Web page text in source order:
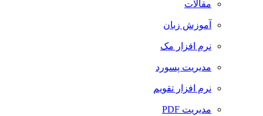
مقالات
آموزش زبان
نرم افزار مک
مدیریت پسورد
نرم افزار تقویم
مدیریت PDF